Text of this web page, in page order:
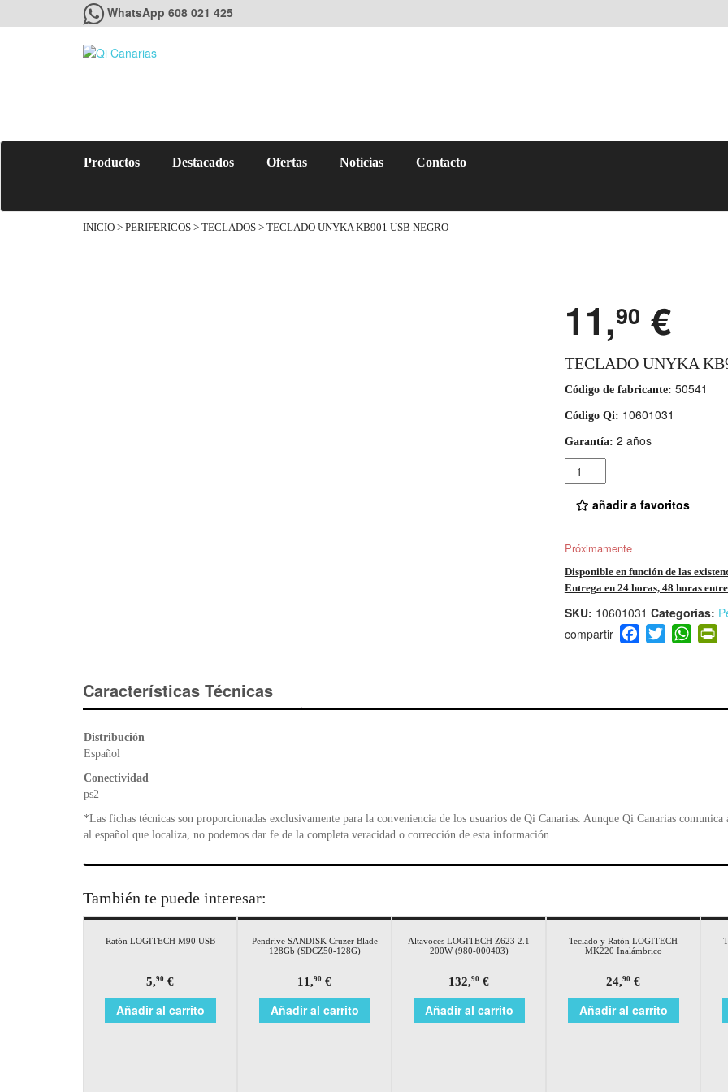
WhatsApp 608 021 425
Productos Destacados Ofertas Noticias Contacto
INICIO > PERIFERICOS > TECLADOS > TECLADO UNYKA KB901 USB NEGRO
11,90 €
TECLADO UNYKA
Código de fabricante: 50541
Código Qi: 10601031
Garantía: 2 años
Cantidad
añadir a favoritos
Próximamente
Disponible en función de las
Entrega en 24 horas, 48 horas
SKU: 10601031 Categorías:
F
a
b
T
wi
W
h
A
Pr
in
e
Características Técnicas
Distribución
Español
Conectividad
ps2
*Las fichas técnicas son proporcionadas exclusivamente para la conveniencia de los usuarios de Qi Canarias. Aunque Qi Canarias
al español que localiza, no podemos dar fe de la completa veracidad o corrección de esta información.
También te puede interesar:
Ratón LOGITECH M90 USB
5,90 €
Añadir al carrito
Pendrive SANDISK Cruzer Blade
128Gb (SDCZ50-128G)
11,90 €
Añadir al carrito
Altavoces LOGITECH Z623 2.1
200W (980-000403)
132,90 €
Añadir al carrito
Teclado y Ratón LOGITECH
MK220 Inalámbrico
24,90 €
Añadir al carrito